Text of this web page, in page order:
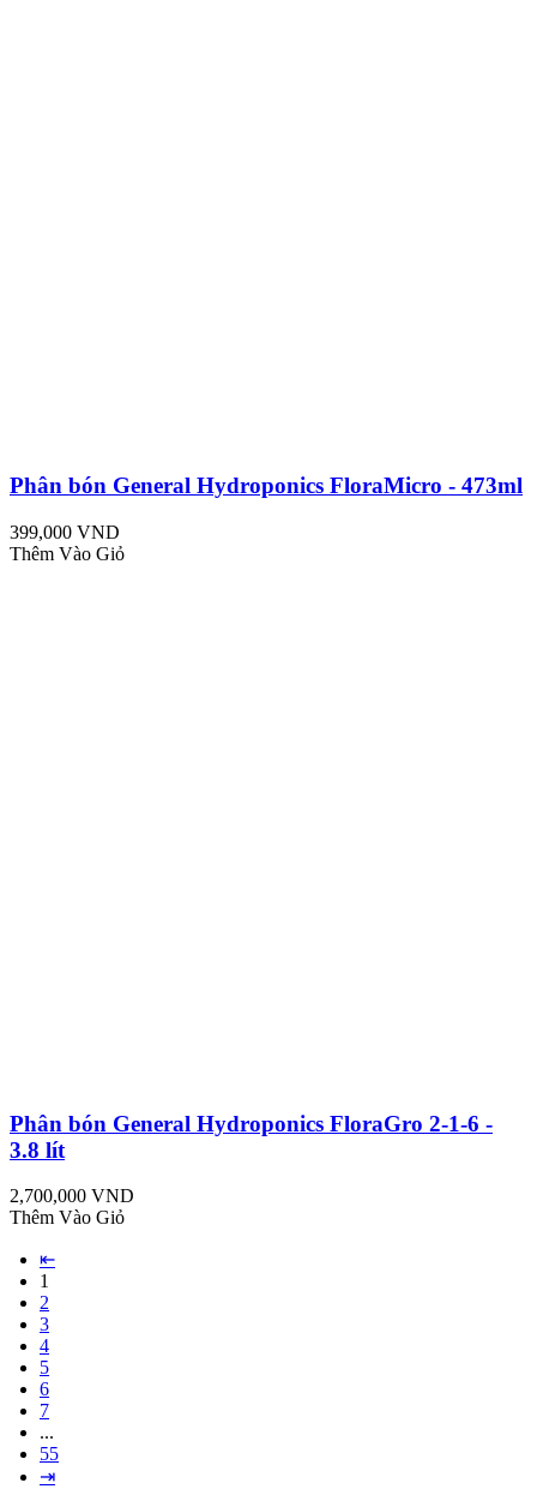
Phân bón General Hydroponics FloraMicro - 473ml
399,000 VND
Thêm Vào Giỏ
Phân bón General Hydroponics FloraGro 2-1-6 -
3.8 lít
2,700,000 VND
Thêm Vào Giỏ
⇤
1
2
3
4
5
6
7
...
55
⇥